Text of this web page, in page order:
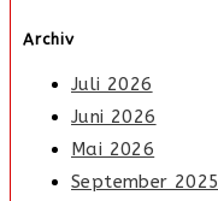
Archiv
Juli 2026
Juni 2026
Mai 2026
September 2025